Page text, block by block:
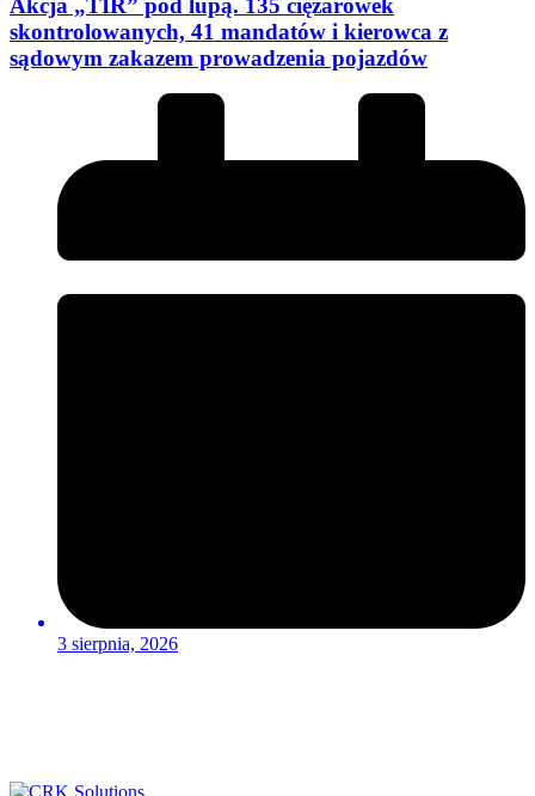
Akcja „TIR” pod lupą. 135 ciężarówek
skontrolowanych, 41 mandatów i kierowca z
sądowym zakazem prowadzenia pojazdów
3 sierpnia, 2026